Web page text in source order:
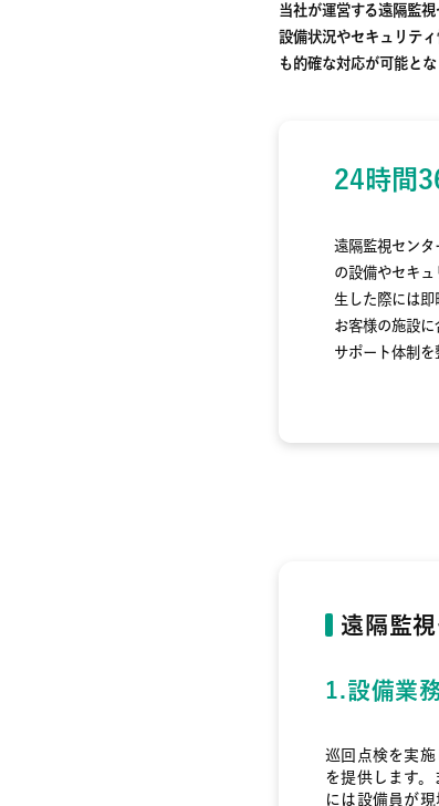
当社が運営する遠隔監
設備状況やセキュリテ
も的確な対応が可能とな
24時間
遠隔監視セン
の設備やセキ
生した際には即
お客様の施設
サポート体制を
遠隔監
1.設備業
巡回点検を実
を提供します
には設備員が現